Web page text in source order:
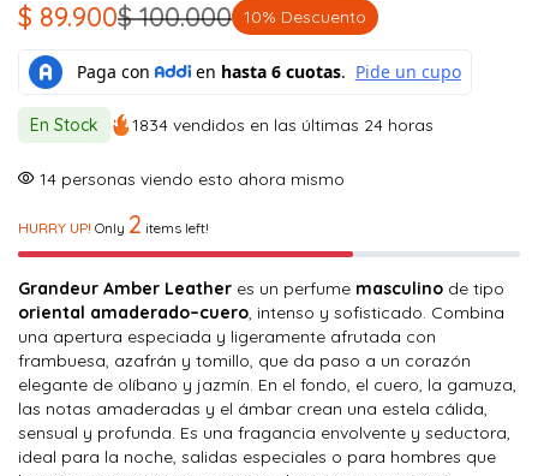
$100.000
El
precio
original
era:
$ 100.000.
$ 89.900
El
precio
actual
es:
$ 89.900.
10% Descuento
En Stock 1834 vendidos en las últimas 24 horas
14 personas viendo esto ahora mismo
HURRY UP! Only 2 items left!
Grandeur Amber Leather es un perfume masculino de tipo
oriental amaderado–cuero , intenso y sofisticado. Combina
una apertura especiada y ligeramente afrutada con
frambuesa, azafrán y tomillo, que da paso a un corazón
elegante de olíbano y jazmín. En el fondo, el cuero, la gamuza,
las notas amaderadas y el ámbar crean una estela cálida,
sensual y profunda. Es una fragancia envolvente y seductora,
ideal para la noche, salidas especiales o para hombres que